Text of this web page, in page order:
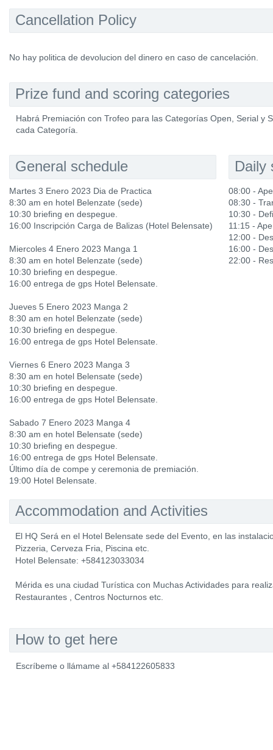
Cancellation Policy
No hay politica de devolucion del dinero en caso de cancelación.
Prize fund and scoring categories
Habrá Premiación con Trofeo para las Categorías Open, Serial y
cada Categoría.
General schedule
Martes 3 Enero 2023 Dia de Practica
8:30 am en hotel Belenzate (sede)
10:30 briefing en despegue.
16:00 Inscripción Carga de Balizas (Hotel Belensate)
Miercoles 4 Enero 2023 Manga 1
8:30 am en hotel Belenzate (sede)
10:30 briefing en despegue.
16:00 entrega de gps Hotel Belensate.
Jueves 5 Enero 2023 Manga 2
8:30 am en hotel Belenzate (sede)
10:30 briefing en despegue.
16:00 entrega de gps Hotel Belensate.
Viernes 6 Enero 2023 Manga 3
8:30 am en hotel Belensate (sede)
10:30 briefing en despegue.
16:00 entrega de gps Hotel Belensate.
Sabado 7 Enero 2023 Manga 4
8:30 am en hotel Belensate (sede)
10:30 briefing en despegue.
16:00 entrega de gps Hotel Belensate.
Último día de compe y ceremonia de premiación.
19:00 Hotel Belensate.
Daily
08:00 -
08:30 -
10:30 -
11:15 -
12:00 -
16:00 -
22:00 -
Accommodation and Activities
El HQ Será en el Hotel Belensate sede del Evento, en las
Pizzeria, Cerveza Fria, Piscina etc.
Hotel Belensate: +584123033034
Mérida es una ciudad Turística con Muchas Actividades para
Restaurantes , Centros Nocturnos etc.
How to get here
Escríbeme o llámame al +584122605833